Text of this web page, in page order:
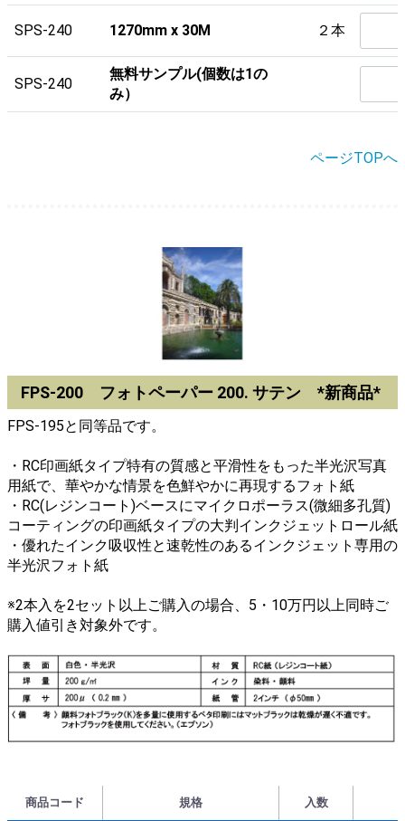
SPS-240 1270mm x 30M ２本
SPS-240
無料サンプル(個数は1の
み）
ページTOPへ
FPS-200 フォトペーパー 200. サテン *新商品*
FPS-195と同等品です。
・RC印画紙タイプ特有の質感と平滑性をもった半光沢写真
用紙で、華やかな情景を色鮮やかに再現するフォト紙
・RC(レジンコート)ベースにマイクロポーラス(微細多孔質)
コーティングの印画紙タイプの大判インクジェットロール紙
・優れたインク吸収性と速乾性のあるインクジェット専用の
半光沢フォト紙
※2本入を2セット以上ご購入の場合、5・10万円以上同時ご
購入値引き対象外です。
商品コード 規格 入数